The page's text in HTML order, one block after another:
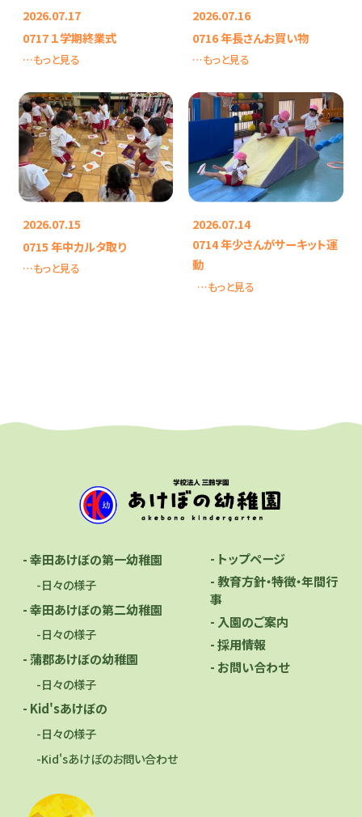
2026.07.17
0717 １学期終業式
…もっと見る
2026.07.16
0716 年長さんお買い物
…もっと見る
2026.07.15
0715 年中カルタ取り
…もっと見る
2026.07.14
0714 年少さんがサーキット運
動
…もっと見る
- 幸田あけぼの第一幼稚園
-日々の様子
- 幸田あけぼの第二幼稚園
-日々の様子
- 蒲郡あけぼの幼稚園
-日々の様子
- Kid'sあけぼの
-日々の様子
-Kid'sあけぼのお問い合わせ
- トップページ
- 教育方針・特徴・年間行
事
- 入園のご案内
- 採用情報
- お問い合わせ